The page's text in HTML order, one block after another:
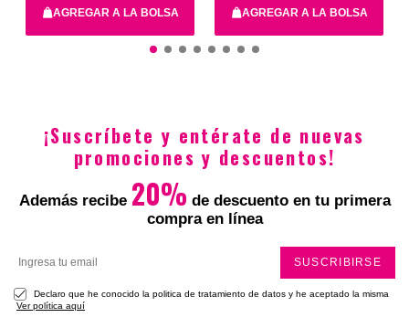
AGREGAR A LA BOLSA AGREGAR A LA BOLSA
¡Suscríbete y entérate de nuevas
promociones y descuentos!
Además recibe 20% de descuento en tu primera
compra en línea
SUSCRIBIRSE
Declaro que he conocido la politica de tratamiento de datos y he aceptado la misma
Ver política aquí